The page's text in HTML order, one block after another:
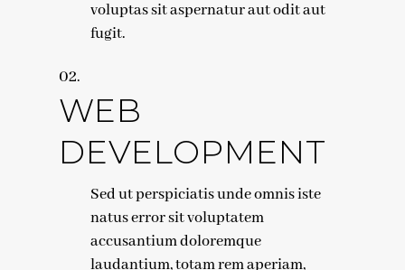
voluptas sit aspernatur aut odit aut
fugit.
WEB
DEVELOPMENT
Sed ut perspiciatis unde omnis iste
natus error sit voluptatem
accusantium doloremque
laudantium, totam rem aperiam,